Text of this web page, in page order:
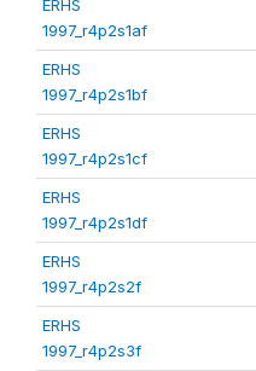
ERHS
1997_r4p2s1af
ERHS
1997_r4p2s1bf
ERHS
1997_r4p2s1cf
ERHS
1997_r4p2s1df
ERHS
1997_r4p2s2f
ERHS
1997_r4p2s3f